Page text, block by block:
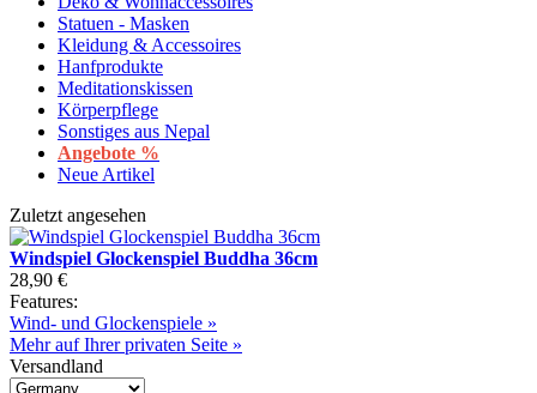
Statuen - Masken
Kleidung & Accessoires
Hanfprodukte
Meditationskissen
Körperpflege
Sonstiges aus Nepal
Angebote %
Neue Artikel
Zuletzt angesehen
Windspiel Glockenspiel Buddha 36cm
28,90 €
Features:
Wind- und Glockenspiele »
Mehr auf Ihrer privaten Seite »
Versandland